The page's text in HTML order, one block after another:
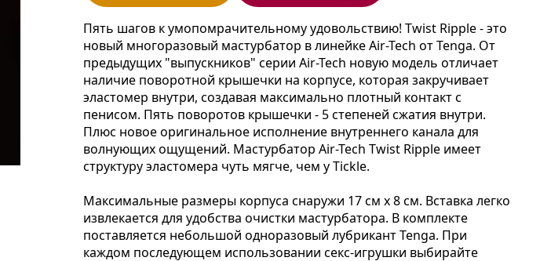
Пять шагов к умопомрачительному удовольствию! Twist Ripple - это
новый многоразовый мастурбатор в линейке Air-Tech от Tenga. От
предыдущих "выпускников" серии Air-Tech новую модель отличает
наличие поворотной крышечки на корпусе, которая закручивает
эластомер внутри, создавая максимально плотный контакт с
пенисом. Пять поворотов крышечки - 5 степеней сжатия внутри.
Плюс новое оригинальное исполнение внутреннего канала для
волнующих ощущений. Мастурбатор Air-Tech Twist Ripple имеет
структуру эластомера чуть мягче, чем у Tickle.
Максимальные размеры корпуса снаружи 17 см х 8 см. Вставка легко
извлекается для удобства очистки мастурбатора. В комплекте
поставляется небольшой одноразовый лубрикант Tenga. При
каждом последующем использовании секс-игрушки выбирайте